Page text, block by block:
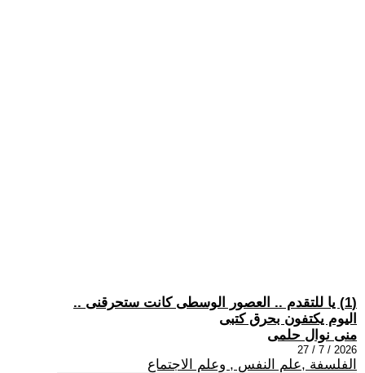
(1) يا للتقدم .. العصور الوسطى كانت ستحرقنى ..
اليوم يكتفون بحرق كتبى
منى نوال حلمى
2026 / 7 / 27
الفلسفة ,علم النفس , وعلم الاجتماع